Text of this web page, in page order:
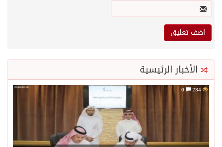
الأخبار الرئيسية
234